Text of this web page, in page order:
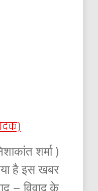
शर्मा )
है इस खबर
– विवाद के